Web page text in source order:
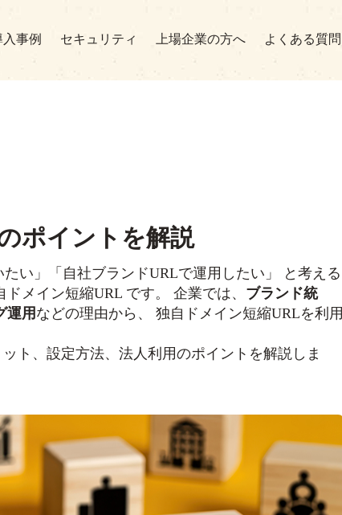
入事例 セキュリティ 上場企業の方へ よくある質問
ポイントを解説
い」「自社ブランドURLで運用したい」 と考える
メイン短縮URL です。 企業では、 ブランド統
運用 などの理由から、 独自ドメイン短縮URLを利用
ト、設定方法、法人利用のポイントを解説しま